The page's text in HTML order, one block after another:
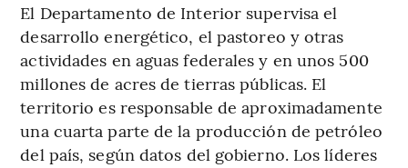
El Departamento de Interior supervisa el
desarrollo energético, el pastoreo y otras
actividades en aguas federales y en unos 500
millones de acres de tierras públicas. El
territorio es responsable de aproximadamente
una cuarta parte de la producción de petróleo
del país, según datos del gobierno. Los líderes